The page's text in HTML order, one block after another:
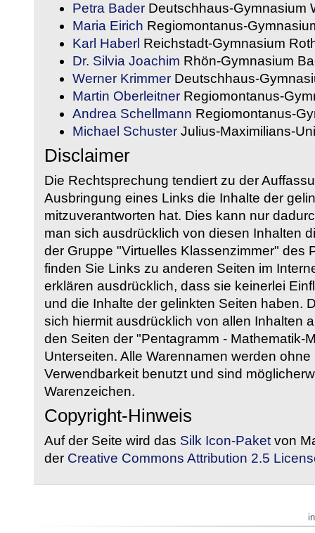
Petra Bader Deutschhaus-Gymnasium
Maria Eirich Regiomontanus-
Karl Haberl Reichstadt-Gymnasium
Dr. Silvia Joachim Rhön-Gymnasium
Werner Krimmer Deutschhaus-
Martin Oberleitner Regiomontanus-
Andrea Schellmann Regiomontanus-
Michael Schuster Julius-Maximilians-
Disclaimer
Die Rechtsprechung tendiert zu der
Ausbringung eines Links die Inhalte der
mitzuverantworten hat. Dies kann nur
man sich ausdrücklich von diesen Inhalten
der Gruppe "Virtuelles Klassenzimmer" des
finden Sie Links zu anderen Seiten im
erklären ausdrücklich, dass sie keinerlei
und die Inhalte der gelinkten Seiten haben.
sich hiermit ausdrücklich von allen Inhalten
den Seiten der "Pentagramm - Mathematik-
Unterseiten. Alle Warennamen werden
Verwendbarkeit benutzt und sind
Warenzeichen.
Copyright-Hinweis
Auf der Seite wird das Silk Icon-Paket von
der Creative Commons Attribution 2.5